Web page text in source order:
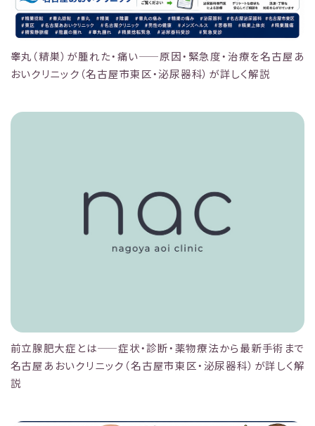
睾丸（精巣）が腫れた・痛い——原因・緊急度・治療を名古屋あ
おいクリニック（名古屋市東区・泌尿器科）が詳しく解説
前立腺肥大症とは——症状・診断・薬物療法から最新手術まで
名古屋あおいクリニック（名古屋市東区・泌尿器科）が詳しく解
説